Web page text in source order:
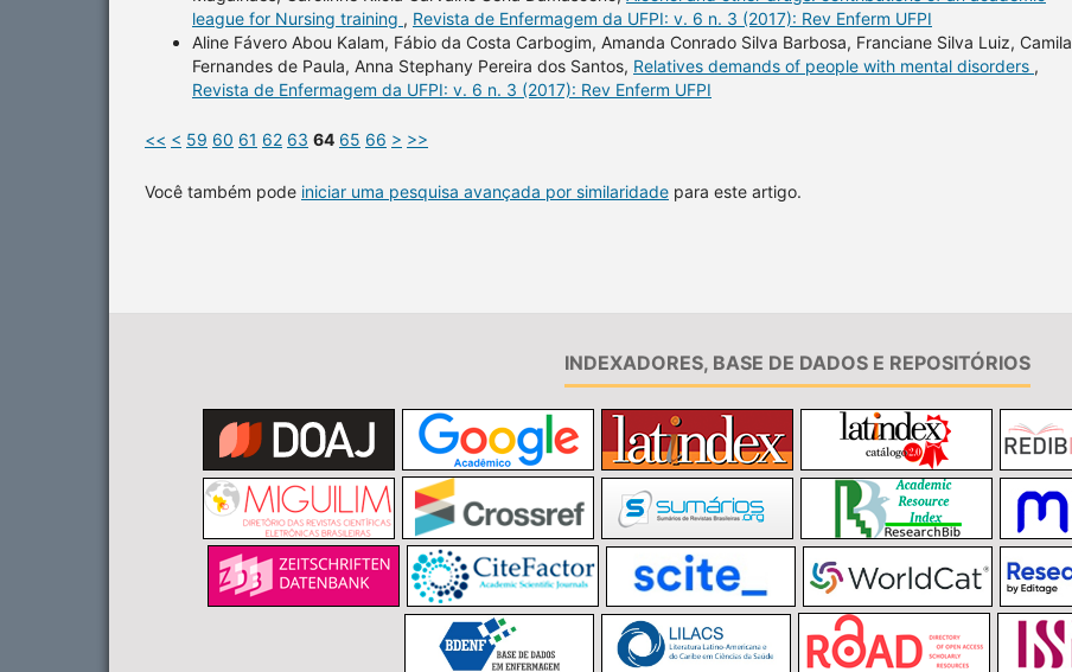
league for Nursing training , Revista de Enfermagem da UFPI: v. 6 n. 3 (2017): Rev Enferm UFPI
Aline Fávero Abou Kalam, Fábio da Costa Carbogim, Amanda Conrado Silva Barbosa, Franciane Silva Luiz, Camila
Fernandes de Paula, Anna Stephany Pereira dos Santos, Relatives demands of people with mental disorders ,
Revista de Enfermagem da UFPI: v. 6 n. 3 (2017): Rev Enferm UFPI
<< < 59 60 61 62 63 64 65 66 > >>
Você também pode iniciar uma pesquisa avançada por similaridade para este artigo.
INDEXADORES, BASE DE DADOS E REPOSITÓRIOS